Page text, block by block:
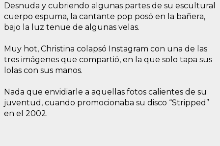
Desnuda y cubriendo algunas partes de su escultural
cuerpo espuma, la cantante pop posó en la bañera,
bajo la luz tenue de algunas velas.
Muy hot, Christina colapsó Instagram con una de las
tres imágenes que compartió, en la que solo tapa sus
lolas con sus manos.
Nada que envidiarle a aquellas fotos calientes de su
juventud, cuando promocionaba su disco “Stripped”
en el 2002.